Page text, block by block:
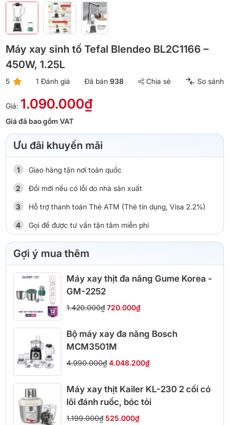
Máy xay sinh tố Tefal Blendeo BL2C1166 –
450W, 1.25L
5 1 Đánh giá Đã bán 938 Chia sẻ So sánh
Giá: 1.090.000₫
Giá đã bao gồm VAT
Ưu đãi khuyến mãi
Giao hàng tận nơi toàn quốc
Đổi mới nếu có lỗi do nhà sản xuất
Hỗ trợ thanh toán Thẻ ATM (Thẻ tín dụng, Visa 2.2%)
Gọi để được tư vấn tận tâm miễn phí
Gợi ý mua thêm
Máy xay thịt đa năng Gume Korea -
GM-2252
1.420.000₫ 720.000₫
Bộ máy xay đa năng Bosch
MCM3501M
4.990.000₫ 4.048.200₫
Máy xay thịt Kailer KL-230 2 cối có
lõi đánh ruốc, bóc tỏi
1.199.000₫ 525.000₫